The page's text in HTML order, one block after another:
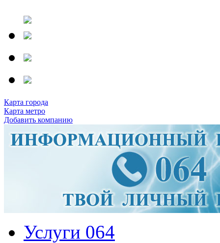
Карта города
Карта метро
Добавить компанию
Услуги 064